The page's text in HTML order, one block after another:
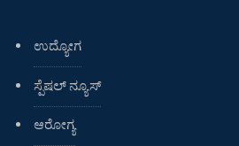
ಉದ್ಯೋಗ
ಸ್ಪೆಷಲ್ ನ್ಯೂಸ್
ಆರೋಗ್ಯ